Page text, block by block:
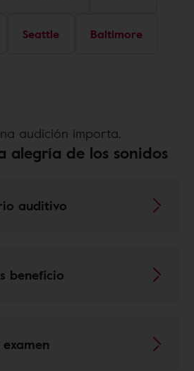
Seattle Baltimore
audición importa.
alegría de los sonidos
auditivo
beneficio